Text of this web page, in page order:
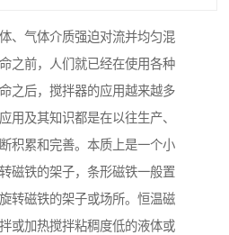
、气体介质强迫对流并均匀混
之前，人们就已经在使用各种
之后，搅拌器的应用越来越多
用及其知识都是在以往生产、
积累和完善。本质上是一个小
磁铁的架子，条形磁铁一般置
转磁铁的架子或场所。恒温磁
或加热搅拌粘稠度低的液体或